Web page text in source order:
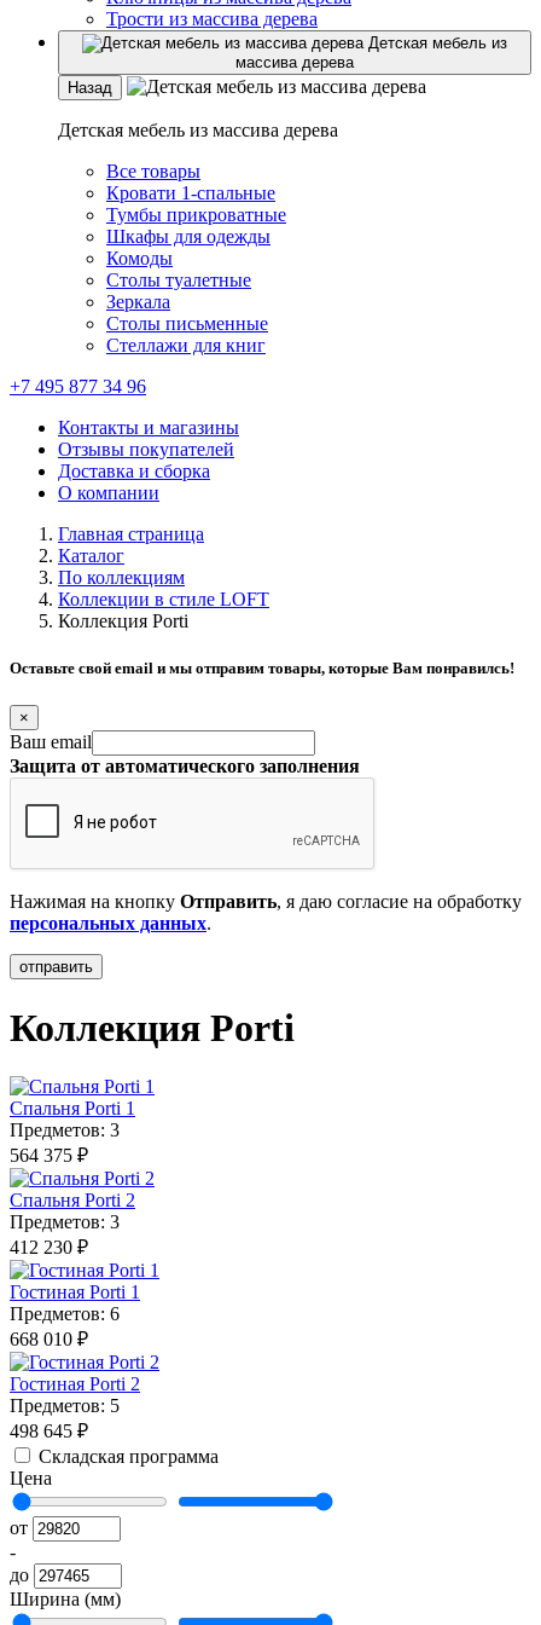
Трости из массива дерева
Детская мебель из
массива дерева
Назад
Детская мебель из массива дерева
Все товары
Кровати 1-спальные
Тумбы прикроватные
Шкафы для одежды
Комоды
Столы туалетные
Зеркала
Столы письменные
Стеллажи для книг
+7 495 877 34 96
Контакты и магазины
Отзывы покупателей
Доставка и сборка
О компании
Главная страница
Каталог
По коллекциям
Коллекции в стиле LOFT
Коллекция Porti
Оставьте свой email и мы отправим товары, которые Вам понравилсь!
×
Ваш email
Защита от автоматического заполнения
Нажимая на кнопку Отправить, я даю согласие на обработку
персональных данных.
Коллекция Porti
Спальня Porti 1
Предметов: 3
564 375 ₽
Спальня Porti 2
Предметов: 3
412 230 ₽
Гостиная Porti 1
Предметов: 6
668 010 ₽
Гостиная Porti 2
Предметов: 5
498 645 ₽
Складская программа
Цена
от
-
до
Ширина (мм)